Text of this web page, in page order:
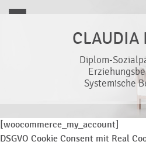
CLAUDIA
Diplom-
Systemische
[woocommerce_my_account]
DSGVO Cookie Consent mit Real